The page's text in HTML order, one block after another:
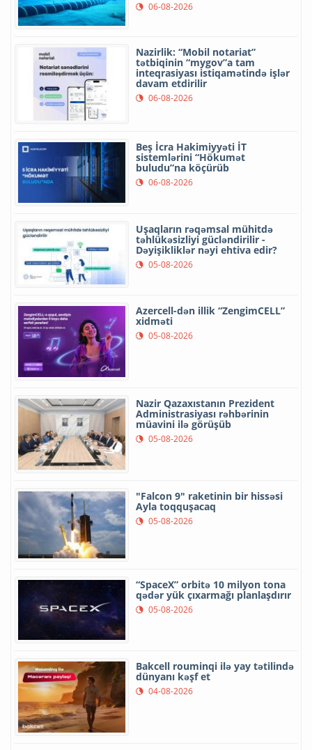
06-08-2026
Nazirlik: “Mobil notariat”
tətbiqinin “mygov”a tam
inteqrasiyası istiqamətində işlər
davam etdirilir
06-08-2026
Beş İcra Hakimiyyəti İT
sistemlərini “Hökumət
buludu”na köçürüb
06-08-2026
Uşaqların rəqəmsal mühitdə
təhlükəsizliyi gücləndirilir -
Dəyişikliklər nəyi ehtiva edir?
05-08-2026
Azercell-dən illik “ZengimCELL”
xidməti
05-08-2026
Nazir Qazaxıstanın Prezident
Administrasiyası rəhbərinin
müavini ilə görüşüb
05-08-2026
"Falcon 9" raketinin bir hissəsi
Ayla toqquşacaq
05-08-2026
“SpaceX” orbitə 10 milyon tona
qədər yük çıxarmağı planlaşdırır
05-08-2026
Bakcell rouminqi ilə yay tətilində
dünyanı kəşf et
04-08-2026